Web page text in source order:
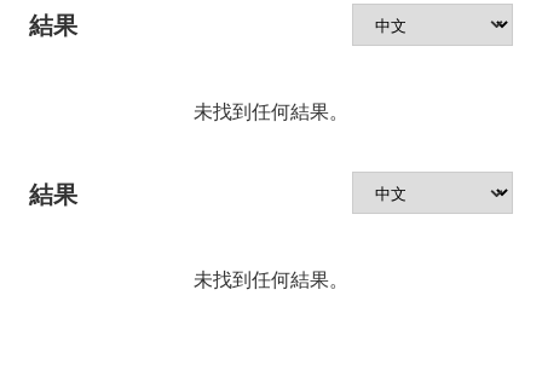
結果
未找到任何結果。
結果
未找到任何結果。